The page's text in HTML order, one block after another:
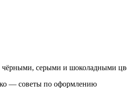
чёрными, серыми и шоколадными